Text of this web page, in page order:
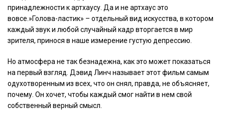
принадлежности к артхаусу. Да и не артхаус это
вовсе.»Голова-ластик» – отдельный вид искусства, в котором
каждый звук и любой случайный кадр вторгается в мир
зрителя, принося в наше измерение густую депрессию.
Но атмосфера не так безнадежна, как это может показаться
на первый взгляд. Дэвид Линч называет этот фильм самым
одухотворенным из всех, что он снял, правда, не объясняет,
почему. Он хочет, чтобы каждый смог найти в нем свой
собственный верный смысл.